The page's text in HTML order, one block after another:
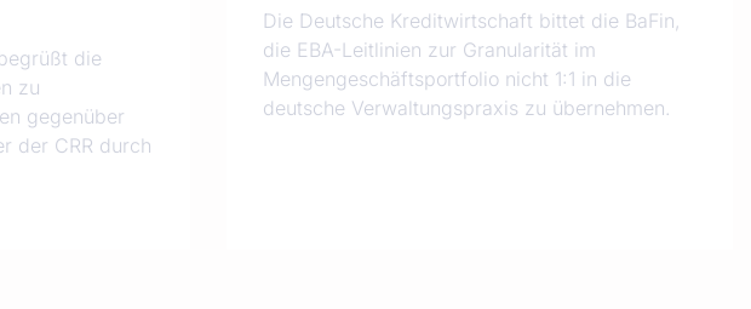
die
zu
gegenüber
der CRR durch
Die Deutsche Kreditwirtschaft bittet die BaFin,
die EBA-Leitlinien zur Granularität im
Mengengeschäftsportfolio nicht 1:1 in die
deutsche Verwaltungspraxis zu übernehmen.